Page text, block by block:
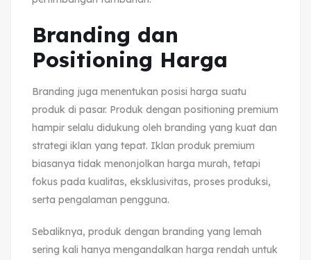
Branding dan
Positioning Harga
Branding juga menentukan posisi harga suatu
produk di pasar. Produk dengan positioning premium
hampir selalu didukung oleh branding yang kuat dan
strategi iklan yang tepat. Iklan produk premium
biasanya tidak menonjolkan harga murah, tetapi
fokus pada kualitas, eksklusivitas, proses produksi,
serta pengalaman pengguna.
Sebaliknya, produk dengan branding yang lemah
sering kali hanya mengandalkan harga rendah untuk